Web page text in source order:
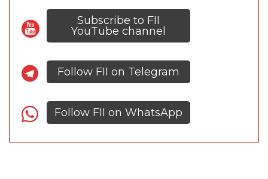
Subscribe to FII
YouTube channel
Follow FII on Telegram
Follow FII on WhatsApp